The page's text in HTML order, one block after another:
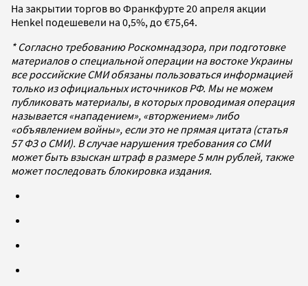
На закрытии торгов во Франкфурте 20 апреля акции
Henkel подешевели на 0,5%, до €75,64.
* Согласно требованию Роскомнадзора, при подготовке
материалов о специальной операции на востоке Украины
все российские СМИ обязаны пользоваться информацией
только из официальных источников РФ. Мы не можем
публиковать материалы, в которых проводимая операция
называется «нападением», «вторжением» либо
«объявлением войны», если это не прямая цитата (статья
57 ФЗ о СМИ). В случае нарушения требования со СМИ
может быть взыскан штраф в размере 5 млн рублей, также
может последовать блокировка издания.